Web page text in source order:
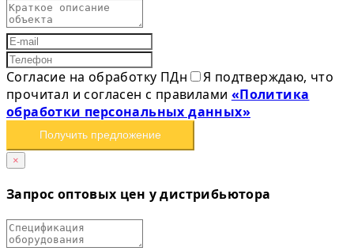
Согласие на обработку ПДн
Я подтверждаю, что
прочитал и согласен с правилами «Политика
обработки персональных данных»
Получить предложение
×
Запрос оптовых цен у дистрибьютора